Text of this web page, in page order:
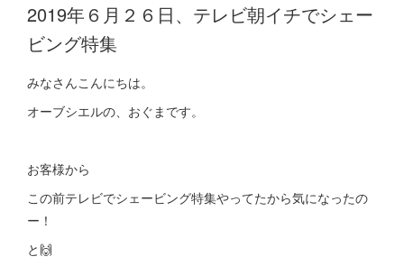
2019年６月２６日、テレビ朝イチでシェー
ビング特集
みなさんこんにちは。
オーブシエルの、おぐまです。
お客様から
この前テレビでシェービング特集やってたから気になったの
ー！
と🙌